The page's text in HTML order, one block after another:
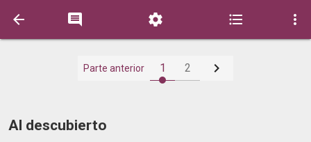
    
Parte anterior 1 2 
Al descubierto